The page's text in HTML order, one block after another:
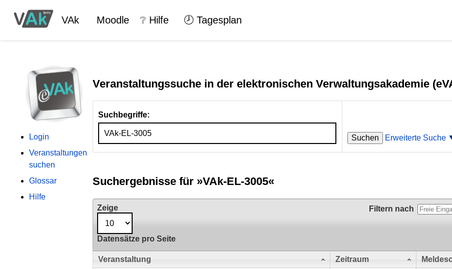
VAk Moodle ❔ Hilfe 🕗 Tagesplan
Login
Veranstaltungen
suchen
Glossar
Hilfe
Veranstaltungssuche in der elektronischen Verwaltungsakademie
Suchbegriffe:
Suchen Erweiterte Suche
Suchergebnisse für »VAk-EL-3005«
Zeige
Datensätze pro Seite
Filtern nach
Veranstaltung Zeitraum